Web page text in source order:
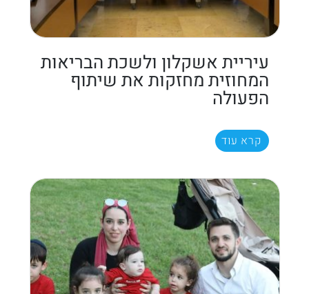
עיריית אשקלון ולשכת הבריאות
המחוזית מחזקות את שיתוף
הפעולה
קרא עוד